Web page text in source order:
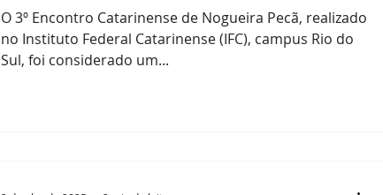
O 3º Encontro Catarinense de Nogueira Pecã, realizado
no Instituto Federal Catarinense (IFC), campus Rio do
Sul, foi considerado um...